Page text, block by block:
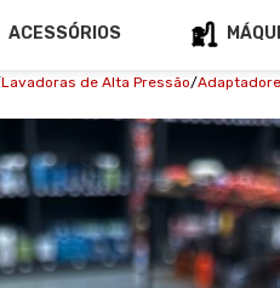
ACESSÓRIOS
Lavadoras de Alta Pressão